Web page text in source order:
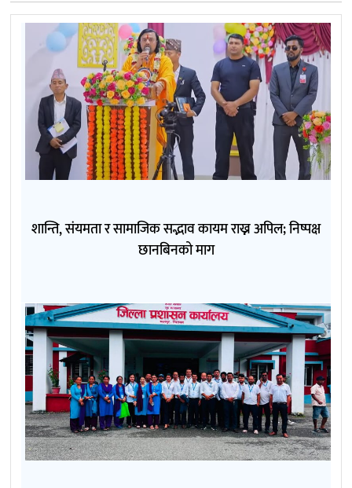
शान्ति, संयमता र सामाजिक सद्भाव कायम राख्न अपिल; निष्पक्ष
छानबिनको माग